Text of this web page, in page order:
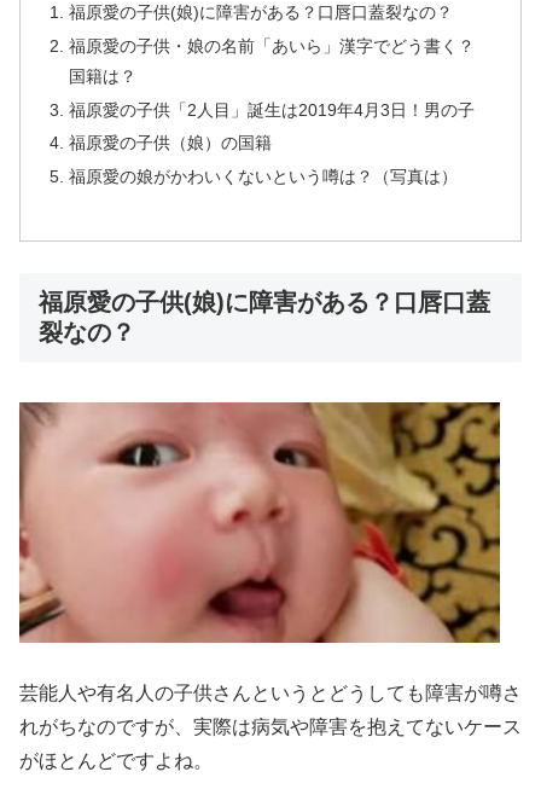
福原愛の子供(娘)に障害がある？口唇口蓋裂なの？
福原愛の子供・娘の名前「あいら」漢字でどう書く？
国籍は？
福原愛の子供「2人目」誕生は2019年4月3日！男の子
福原愛の子供（娘）の国籍
福原愛の娘がかわいくないという噂は？（写真は）
福原愛の子供(娘)に障害がある？口唇口蓋
裂なの？
芸能人や有名人の子供さんというとどうしても障害が噂さ
れがちなのですが、実際は病気や障害を抱えてないケース
がほとんどですよね。